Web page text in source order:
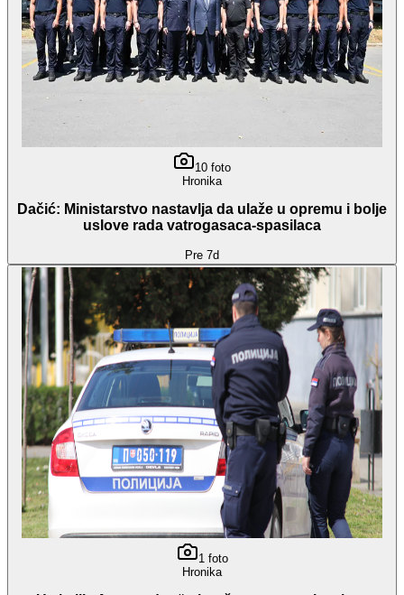
10 foto
Hronika
Dačić: Ministarstvo nastavlja da ulaže u opremu i bolje
uslove rada vatrogasaca-spasilaca
Pre 7d
1 foto
Hronika